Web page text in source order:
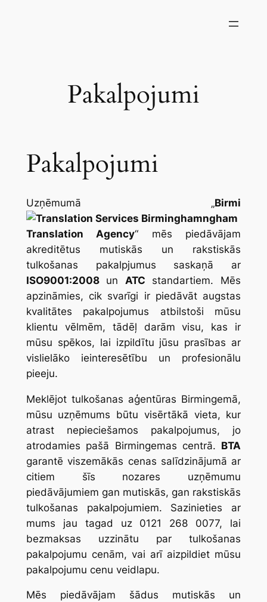
Pakalpojumi
Pakalpojumi
Uzņēmumā „Birmi
ngham
Translation Agency“ mēs piedāvājam
akreditētus mutiskās un rakstiskās
tulkošanas pakalpjumus saskaņā ar
ISO9001:2008 un ATC standartiem. Mēs
apzināmies, cik svarīgi ir piedāvāt augstas
kvalitātes pakalpojumus atbilstoši mūsu
klientu vēlmēm, tādēļ darām visu, kas ir
mūsu spēkos, lai izpildītu jūsu prasības ar
vislielāko ieinteresētību un profesionālu
pieeju.
Meklējot tulkošanas aģentūras Birmingemā,
mūsu uzņēmums būtu visērtākā vieta, kur
atrast nepieciešamos pakalpojumus, jo
atrodamies pašā Birmingemas centrā. BTA
garantē viszemākās cenas salīdzinājumā ar
citiem šīs nozares uzņēmumu
piedāvājumiem gan mutiskās, gan rakstiskās
tulkošanas pakalpojumiem. Sazinieties ar
mums jau tagad uz 0121 268 0077, lai
bezmaksas uzzinātu par tulkošanas
pakalpojumu cenām, vai arī aizpildiet mūsu
pakalpojumu cenu veidlapu.
Mēs piedāvājam šādus mutiskās un